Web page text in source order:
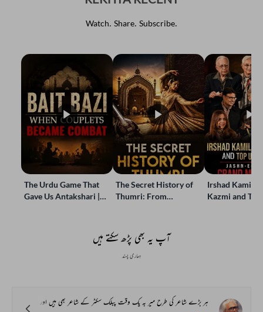
Watch. Share. Subscribe.
The Urdu Game That
Gave Us Antakshari |
The Secret History of
Thumri: From
Irshad Kamil,
Kazmi and
آپ یہ بھی پڑھ سکتے ہیں
ہماری پسند
ہر بڑے شاعر کی طرح میر بہ یک وقت پبلک سکٹر کے شاعر بھی ہیں اور پرائیوٹ سکٹر کے بھی۔ مجھے ان شاعروں میں کوئی خاص دل چسپی نہیں جو یا تو صرف پبلک سکٹر کے ہوتے ہیں یا پرائیوٹ سکٹر کے حالی سے علی سردار جعفری تک پبلک سکٹر کے شاعروں کا جو طویل سلسلہ ہے میں اس کا احترام تو کرتاہوں لیکن اس کی پرستش نہیں کرتا۔ اقبال کا شمار بھی میں پبلک سکٹر کے شعرا ہی میں کرتا ہوں۔ لیکن میرے لیے میراجی قبیل کے شاعر بھی بے معنی ہیں کیونکہ وہ صرف پرائیوٹ سکٹر سے تعلق رکھتے ہیں۔ پتہ نہیں میرے بزرگ مارکسی مجھے مارکسی تسلیم کرتے ہیں یا نہیں، لیکن چونکہ میں مارکسی ہوں اس لیے میں ’’فرد‘‘ کے وجود اور سماج میں اس کی اہمیت کا سختی سےقائل ہوں، خود کمیونسٹ مینی فسٹو ان الفاظ میں فرد کی اہمیت کا اعلان کرتا ہے کہ،